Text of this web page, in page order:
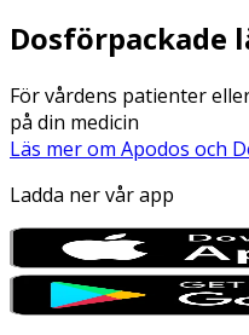
Dosförpackade
För vårdens patienter
på din medicin
Läs mer om Apodos och
Ladda ner vår app